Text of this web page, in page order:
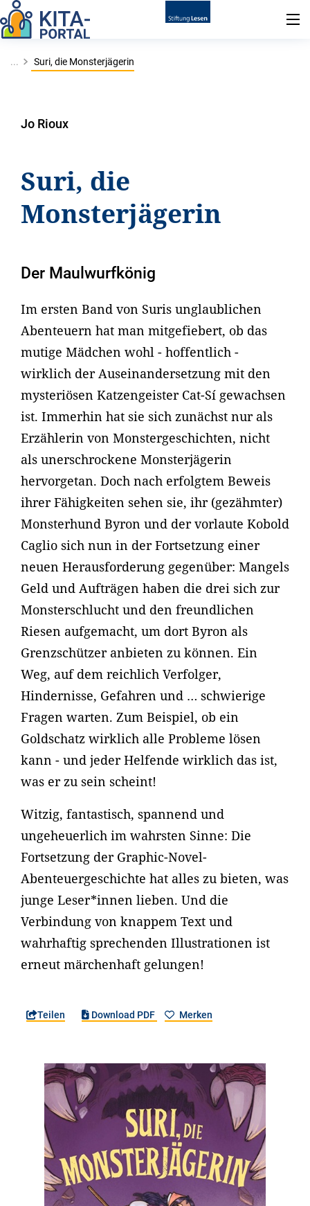
... Suri, die Monsterjägerin
Jo Rioux
Suri, die
Monsterjägerin
Der Maulwurfkönig
Im ersten Band von Suris unglaublichen
Abenteuern hat man mitgefiebert, ob das
mutige Mädchen wohl - hoffentlich -
wirklich der Auseinandersetzung mit den
mysteriösen Katzengeister Cat-Sí gewachsen
ist. Immerhin hat sie sich zunächst nur als
Erzählerin von Monstergeschichten, nicht
als unerschrockene Monsterjägerin
hervorgetan. Doch nach erfolgtem Beweis
ihrer Fähigkeiten sehen sie, ihr (gezähmter)
Monsterhund Byron und der vorlaute Kobold
Caglio sich nun in der Fortsetzung einer
neuen Herausforderung gegenüber: Mangels
Geld und Aufträgen haben die drei sich zur
Monsterschlucht und den freundlichen
Riesen aufgemacht, um dort Byron als
Grenzschützer anbieten zu können. Ein
Weg, auf dem reichlich Verfolger,
Hindernisse, Gefahren und … schwierige
Fragen warten. Zum Beispiel, ob ein
Goldschatz wirklich alle Probleme lösen
kann - und jeder Helfende wirklich das ist,
was er zu sein scheint!
Witzig, fantastisch, spannend und
ungeheuerlich im wahrsten Sinne: Die
Fortsetzung der Graphic-Novel-
Abenteuergeschichte hat alles zu bieten, was
junge Leser*innen lieben. Und die
Verbindung von knappem Text und
wahrhaftig sprechenden Illustrationen ist
erneut märchenhaft gelungen!
Teilen Download PDF Merken